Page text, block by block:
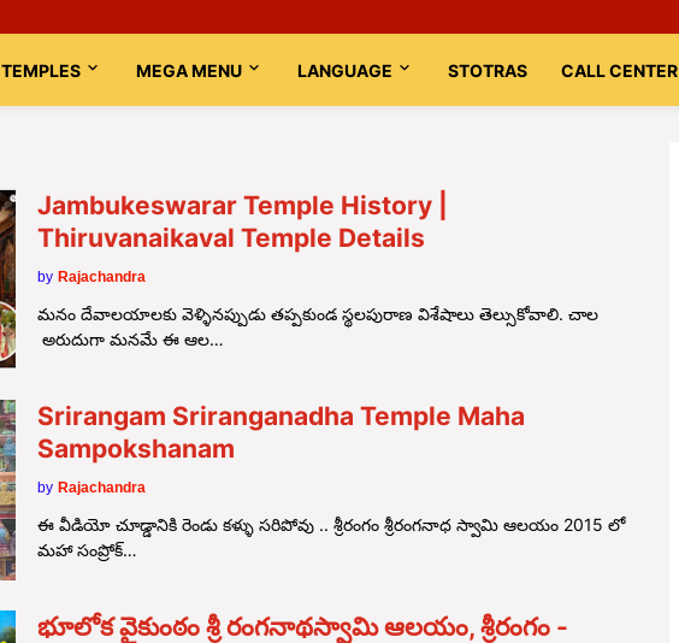
TEMPLES MEGA MENU LANGUAGE STOTRAS CALL CENTER
Jambukeswarar Temple History |
Thiruvanaikaval Temple Details
by Rajachandra
మనం దేవాలయాలకు వెళ్ళినప్పుడు తప్పకుండ స్థలపురాణ విశేషాలు తెల్సుకోవాలి. చాల
అరుదుగా మనమే ఈ ఆల…
Srirangam Sriranganadha Temple Maha
Sampokshanam
by Rajachandra
ఈ వీడియో చూడ్డానికి రెండు కళ్ళు సరిపోవు .. శ్రీరంగం శ్రీరంగనాధ స్వామి ఆలయం 2015 లో
మహా సంప్రోక్…
భూలోక వైకుంఠం శ్రీ రంగనాథస్వామి ఆలయం, శ్రీరంగం -